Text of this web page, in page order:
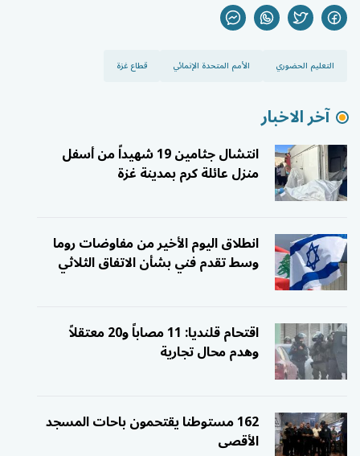
التعليم الحضوري الأمم المتحدة الإنمائي قطاع غزة
آخر الاخبار
انتشال جثامين 19 شهيداً من أسفل
منزل عائلة كرم بمدينة غزة
انطلاق اليوم الأخير من مفاوضات روما
وسط تقدم فني بشأن الاتفاق الثلاثي
اقتحام قلنديا: 11 مصاباً و20 معتقلاً
وهدم محال تجارية
162 مستوطنا يقتحمون باحات المسجد
الأقصى